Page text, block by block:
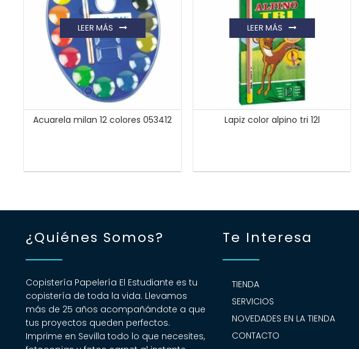
Acuarela milan 12 colores 053412
LEER MÁS
Lapiz color alpino tri 12l
LEER MÁS
¿Quiénes Somos?
Copistería Papelería El Estudiante es tu
copistería de toda la vida. Llevamos
más de 25 años acompañándote a que
tus proyectos queden perfectos.
Imprime en Sevilla todo lo que necesites,
Te Interesa
TIENDA
SERVICIOS
NOVEDADES EN LA TIENDA
CONTACTO